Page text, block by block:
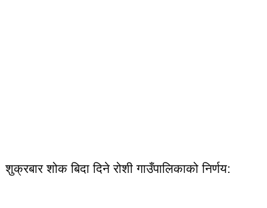
शुक्रबार शोक बिदा दिने रोशी गाउँपालिकाको निर्णय: